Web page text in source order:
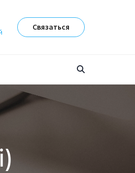
Связаться